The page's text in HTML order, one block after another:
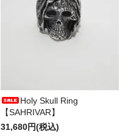
Holy Skull Ring
【SAHRIVAR】
31,680円(税込)